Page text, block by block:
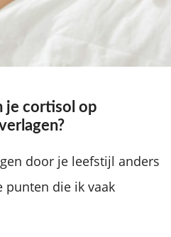
je cortisol op
door je leefstijl anders
punten die ik vaak